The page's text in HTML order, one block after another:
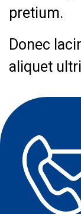
pretium.
Donec
aliquet